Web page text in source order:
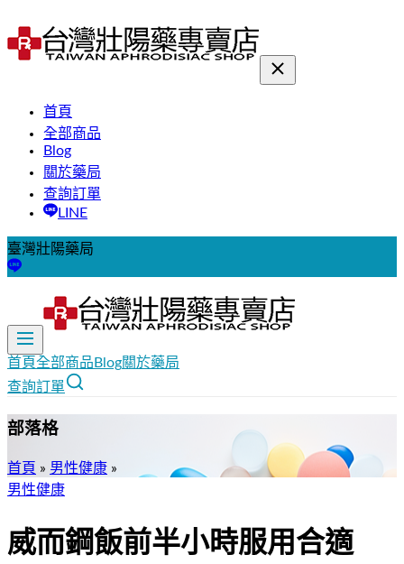
首頁
全部商品
Blog
關於藥局
查詢訂單
LINE
臺灣壯陽藥局
首頁全部商品 Blog關於藥局
查詢訂單
部落格
首頁 » 男性健康 »
男性健康
威而鋼飯前半小時服用合適